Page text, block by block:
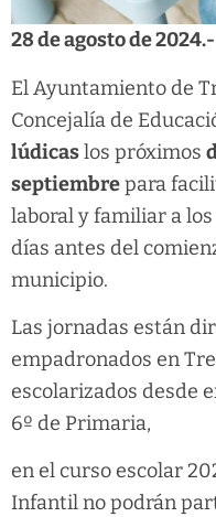
28 de agosto de 2024.-
El Ayuntamiento de
Concejalía de
lúdicaslos próximos
septiembrepara
laboral y familiar a
días antes del
municipio.
Las jornadas están
empadronados en
escolarizados desde
6º de Primaria,
en el curso escolar
Infantil no podrán